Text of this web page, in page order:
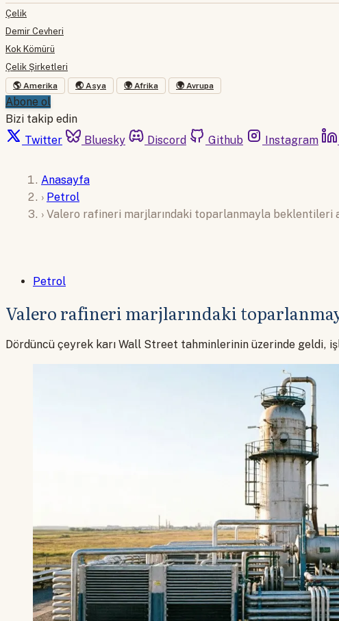
Çelik
Demir Cevheri
Kok Kömürü
Çelik Şirketleri
🌎 Amerika 🌏 Asya 🌍 Afrika 🌍 Avrupa
Abone ol
Bizi takip edin
Twitter
Bluesky Discord Github Instagram
Anasayfa
› Petrol
› Valero rafineri marjlarındaki toparlanmayla beklentileri
Petrol
Valero rafineri marjlarındaki
Dördüncü çeyrek karı Wall Street tahminlerinin üzerinde geldi,